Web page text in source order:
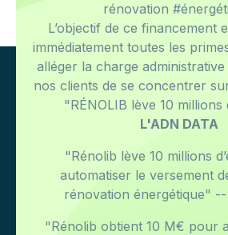
rénovation
L’objectif de ce financement
immédiatement toutes les
alléger la charge
nos clients de se concentrer
"RÉNOLIB lève 10
L'ADN DATA
"Rénolib lève 10 millions
automatiser le versement
rénovation énergétique" --
"Rénolib obtient 10 M€ pour